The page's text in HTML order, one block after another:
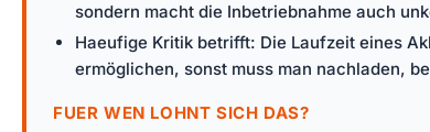
sondern macht die Inbetriebnahme auch
Haeufige Kritik betrifft: Die Laufzeit eines
ermöglichen, sonst muss man nachladen,
FUER WEN LOHNT SICH DAS?